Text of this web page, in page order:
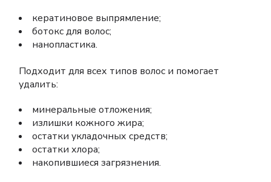
кератиновое выпрямление;
ботокс для волос;
нанопластика.
Подходит для всех типов волос и помогает
удалить:
минеральные отложения;
излишки кожного жира;
остатки укладочных средств;
остатки хлора;
накопившиеся загрязнения.